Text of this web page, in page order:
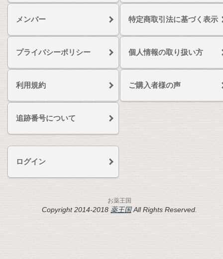
メンバー 特定商取引法に基づく表示
プライバシーポリシー 個人情報の取り扱い方
利用規約 ご購入者様の声
追跡番号について
ログイン
お薬王国
Copyright 2014-2018 薬王国All Rights Reserved.